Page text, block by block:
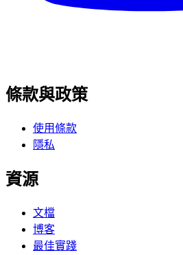
條款與政策
使用條款
隱私
資源
文檔
博客
最佳實踐